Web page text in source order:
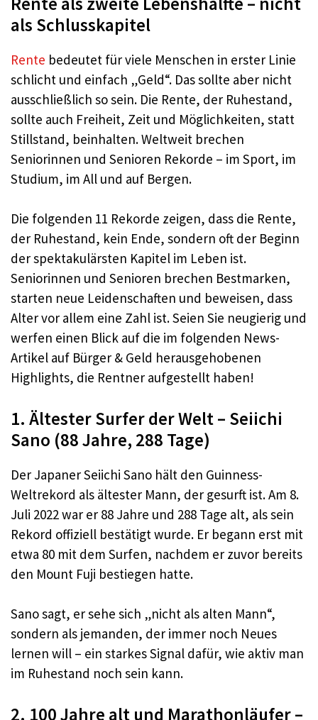
als Schlusskapitel
Rente bedeutet für viele Menschen in erster Linie
schlicht und einfach „Geld“. Das sollte aber nicht
ausschließlich so sein. Die Rente, der Ruhestand,
sollte auch Freiheit, Zeit und Möglichkeiten, statt
Stillstand, beinhalten. Weltweit brechen
Seniorinnen und Senioren Rekorde – im Sport, im
Studium, im All und auf Bergen.
Die folgenden 11 Rekorde zeigen, dass die Rente,
der Ruhestand, kein Ende, sondern oft der Beginn
der spektakulärsten Kapitel im Leben ist.
Seniorinnen und Senioren brechen Bestmarken,
starten neue Leidenschaften und beweisen, dass
Alter vor allem eine Zahl ist. Seien Sie neugierig und
werfen einen Blick auf die im folgenden News-
Artikel auf Bürger & Geld herausgehobenen
Highlights, die Rentner aufgestellt haben!
1. Ältester Surfer der Welt – Seiichi
Sano (88 Jahre, 288 Tage)
Der Japaner Seiichi Sano hält den Guinness-
Weltrekord als ältester Mann, der gesurft ist. Am 8.
Juli 2022 war er 88 Jahre und 288 Tage alt, als sein
Rekord offiziell bestätigt wurde. Er begann erst mit
etwa 80 mit dem Surfen, nachdem er zuvor bereits
den Mount Fuji bestiegen hatte.
Sano sagt, er sehe sich „nicht als alten Mann“,
sondern als jemanden, der immer noch Neues
lernen will – ein starkes Signal dafür, wie aktiv man
im Ruhestand noch sein kann.
2. 100 Jahre alt und Marathonläufer –